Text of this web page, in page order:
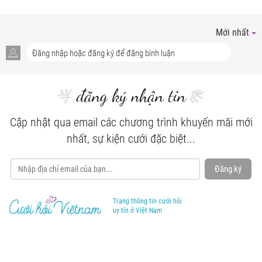
Mới nhất
đăng ký nhận tin
Cập nhật qua email các chương trình khuyến mãi mới
nhất, sự kiện cưới đặc biệt...
Đăng ký
Trang thông tin cưới hỏi
uy tín ở Việt Nam